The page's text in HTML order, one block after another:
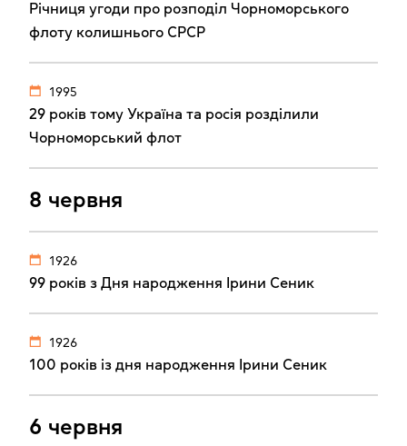
Річниця угоди про розподіл Чорноморського
флоту колишнього СРСР
1995
29 років тому Україна та росія розділили
Чорноморський флот
8 червня
1926
99 років з Дня народження Ірини Сеник
1926
100 років із дня народження Ірини Сеник
6 червня